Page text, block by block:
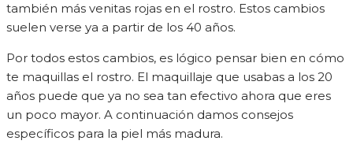
también más venitas rojas en el rostro. Estos cambios
suelen verse ya a partir de los 40 años.
Por todos estos cambios, es lógico pensar bien en cómo
te maquillas el rostro. El maquillaje que usabas a los 20
años puede que ya no sea tan efectivo ahora que eres
un poco mayor. A continuación damos consejos
específicos para la piel más madura.